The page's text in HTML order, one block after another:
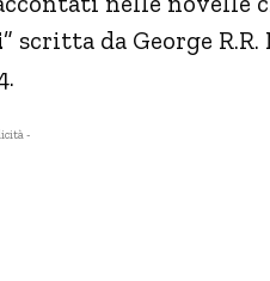
” scritta da George
-